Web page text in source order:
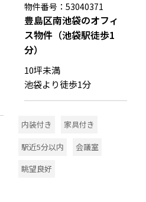
物件番号：53040371
豊島区南池袋のオフィ
ス物件（池袋駅徒歩1
分）
10坪未満
池袋より徒歩1分
内装付き
家具付き
駅近5分以内
会議室
眺望良好